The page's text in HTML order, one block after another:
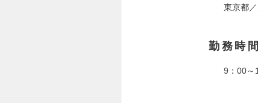
東京都
勤務時
9：00～